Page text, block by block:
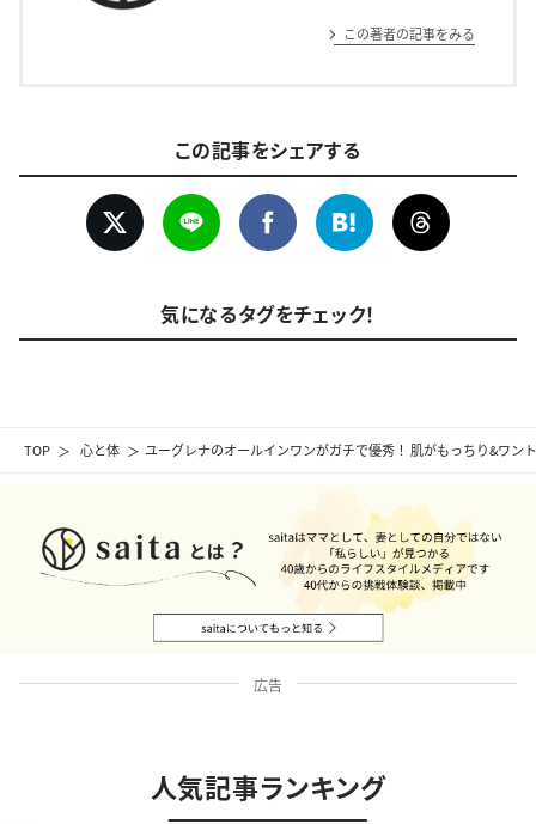
TOP 心と体 ユーグレナのオールインワンがガチで優秀！ 肌がもっちり&ワン
この著者の記事をみる
この記事をシェアする
気になるタグをチェック！
広告
人気記事ランキング